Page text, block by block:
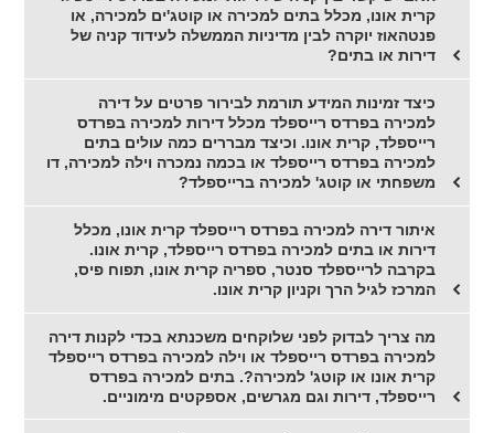
קרית אונו, מכלל בתים למכירה או קוטג'ים למכירה, או
פנטהאוז יוקרה לבין מדיניות הממשלה לעידוד קניה של
דירות או בתים?
כיצד זמינות המידע תורמת לבירור פרטים על דירה
למכירה בפרדס רייספלד מכלל דירות למכירה בפרדס
רייספלד, קרית אונו. וכיצד מבררים כמה עולים בתים
למכירה בפרדס רייספלד או בכמה נמכרה וילה למכירה, דו
משפחתי או קוטג' למכירה ברייספלד?
איתור דירה למכירה בפרדס רייספלד קרית אונו, מכלל
דירות או בתים למכירה בפרדס רייספלד, קרית אונו.
בקרבה לרייספלד סנטר, ספריה קרית אונו, תפוח פיס,
המרכז לגיל הרך וקניון קרית אונו.
מה צריך לבדוק לפני שלוקחים משכנתא בכדי לקנות דירה
למכירה בפרדס רייספלד או וילה למכירה בפרדס רייספלד
קרית אונו או קוטג' למכירה?. בתים למכירה בפרדס
רייספלד, דירות וגם מגרשים, אספקטים מימוניים.